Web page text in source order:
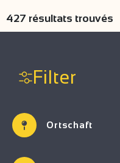
Filter
Ortschaft
427 résultats trouvés